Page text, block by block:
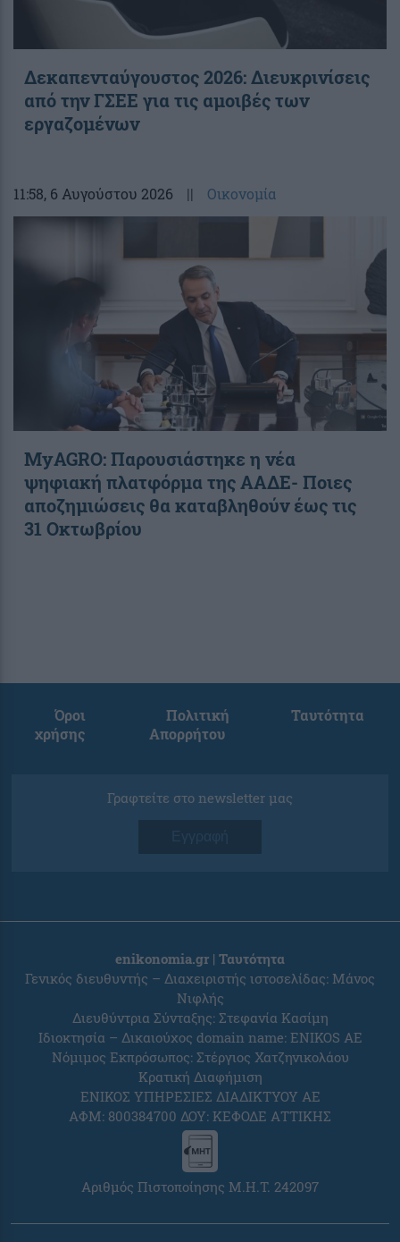
Δεκαπενταύγουστος 2026: Διευκρινίσεις
από την ΓΣΕΕ για τις αμοιβές των
εργαζομένων
11:58, 6 Αυγούστου 2026 || Οικονομία
ΜyAGRO: Παρουσιάστηκε η νέα
ψηφιακή πλατφόρμα της ΑΑΔΕ- Ποιες
αποζημιώσεις θα καταβληθούν έως τις
31 Οκτωβρίου
Όροι
χρήσης
Πολιτική
Απορρήτου
Ταυτότητα
Γραφτείτε στο newsletter μας
Εγγραφή
enikonomia.gr | Ταυτότητα
Γενικός διευθυντής – Διαχειριστής ιστοσελίδας: Μάνος
Νιφλής
Διευθύντρια Σύνταξης: Στεφανία Κασίμη
Ιδιοκτησία – Δικαιούχος domain name: ENIKOS AE
Νόμιμος Εκπρόσωπος: Στέργιος Χατζηνικολάου
Κρατική Διαφήμιση
ΕΝΙΚΟΣ ΥΠΗΡΕΣΙΕΣ ΔΙΑΔΙΚΤΥΟΥ ΑΕ
ΑΦΜ: 800384700 ΔΟΥ: ΚΕΦΟΔΕ ΑΤΤΙΚΗΣ
Αριθμός Πιστοποίησης Μ.Η.Τ. 242097